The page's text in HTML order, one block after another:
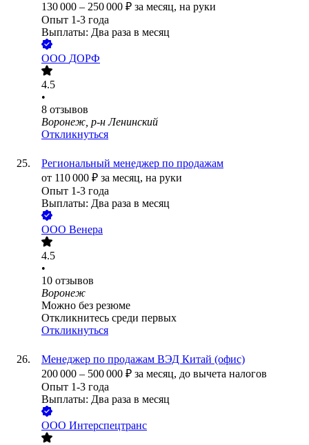
130 000 – 250 000 ₽ за месяц, на руки
Опыт 1-3 года
Выплаты: Два раза в месяц
ООО ДОРФ
4.5
•
8 отзывов
Воронеж, р-н Ленинский
Откликнуться
Региональный менеджер по продажам
от 110 000 ₽ за месяц, на руки
Опыт 1-3 года
Выплаты: Два раза в месяц
ООО Венера
4.5
•
10 отзывов
Воронеж
Можно без резюме
Откликнитесь среди первых
Откликнуться
Менеджер по продажам ВЭД Китай (офис)
200 000 – 500 000 ₽ за месяц, до вычета налогов
Опыт 1-3 года
Выплаты: Два раза в месяц
ООО Интерспецтранс